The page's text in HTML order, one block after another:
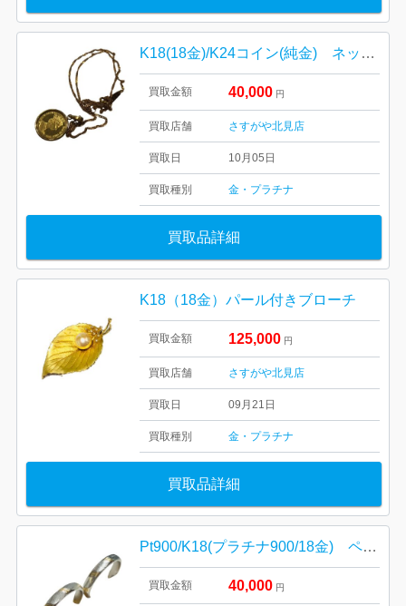
K18(18金)/K24コイン(純金) ネックレス
買取金額 40,000 円
買取店舗 さすがや北見店
買取日 10月05日
買取種別 金・プラチナ
買取品詳細
K18（18金）パール付きブローチ
買取金額 125,000 円
買取店舗 さすがや北見店
買取日 09月21日
買取種別 金・プラチナ
買取品詳細
Pt900/K18(プラチナ900/18金) ペアリング
買取金額 40,000 円